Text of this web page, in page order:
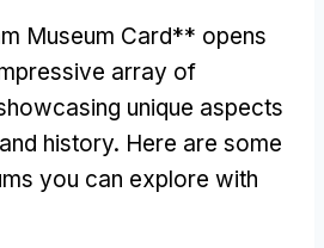
Museum Card** opens
array of
unique aspects
history. Here are some
you can explore with